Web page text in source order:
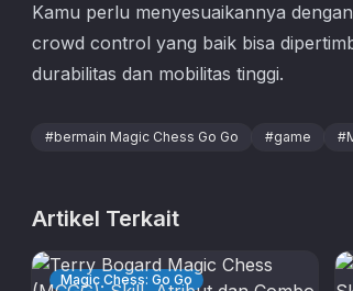
Kamu perlu menyesuaikannya
crowd control yang baik bisa
durabilitas dan mobilitas tinggi.
#bermain Magic Chess Go Go #game #
Artikel Terkait
Magic Chess: Go Go